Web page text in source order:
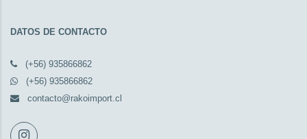
DATOS DE CONTACTO
(+56) 935866862
(+56) 935866862
contacto@rakoimport.cl